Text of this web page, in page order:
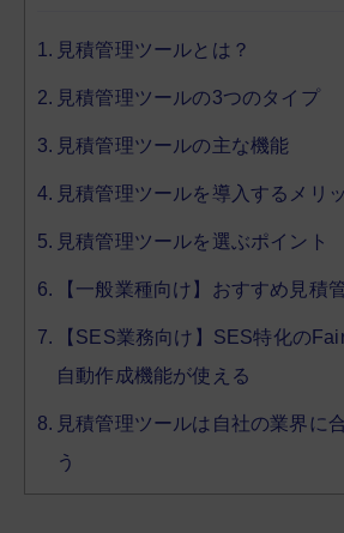
見積管理ツールとは？
見積管理ツールの3つのタイプ
見積管理ツールの主な機能
見積管理ツールを導入するメリ
見積管理ツールを選ぶポイント
【一般業種向け】おすすめ見積
【SES業務向け】SES特化の
自動作成機能が使える
見積管理ツールは自社の業界に
う